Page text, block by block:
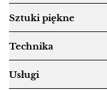
Sztuki piękne
Technika
Usługi